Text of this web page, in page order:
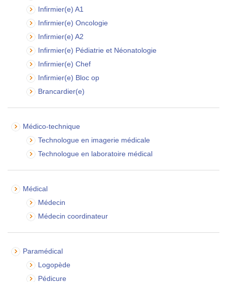
Infirmier(e) A1
Infirmier(e) Oncologie
Infirmier(e) A2
Infirmier(e) Pédiatrie et Néonatologie
Infirmier(e) Chef
Infirmier(e) Bloc op
Brancardier(e)
Médico-technique
Technologue en imagerie médicale
Technologue en laboratoire médical
Médical
Médecin
Médecin coordinateur
Paramédical
Logopède
Pédicure